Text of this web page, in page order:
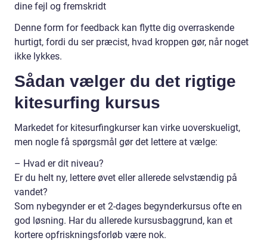
dine fejl og fremskridt
Denne form for feedback kan flytte dig overraskende
hurtigt, fordi du ser præcist, hvad kroppen gør, når noget
ikke lykkes.
Sådan vælger du det rigtige
kitesurfing kursus
Markedet for kitesurfingkurser kan virke uoverskueligt,
men nogle få spørgsmål gør det lettere at vælge:
– Hvad er dit niveau?
Er du helt ny, lettere øvet eller allerede selvstændig på
vandet?
Som nybegynder er et 2-dages begynderkursus ofte en
god løsning. Har du allerede kursusbaggrund, kan et
kortere opfriskningsforløb være nok.